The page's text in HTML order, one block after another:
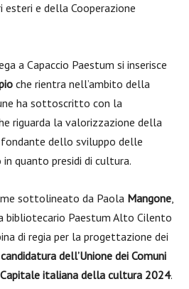
e della Cooperazione
a Capaccio Paestum si inserisce
che rientra nell’ambito della
ha sottoscritto con la
riguarda la valorizzazione della
dello sviluppo delle
quanto presidi di cultura.
sottolineato da Paola Mangone,
bibliotecario Paestum Alto Cilento
di regia per la progettazione dei
candidatura dell’Unione dei Comuni
italiana della cultura 2024.